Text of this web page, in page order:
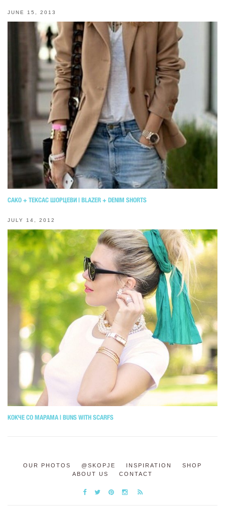
JUNE 15, 2013
САКО + ТЕКСАС ШОРЦЕВИ | BLAZER + DENIM SHORTS
JULY 14, 2012
КОКЧЕ СО МАРАМА | BUNS WITH SCARFS
OUR PHOTOS @SKOPJE INSPIRATION
SHOP
ABOUT US
CONTACT